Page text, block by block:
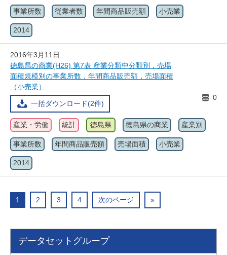
事業所数 従業者数 年間商品販売額 小売業
2014
2016年3月11日
徳島県の商業(H26) 第7表 産業分類中分類別，売場
面積規模別の事業所数，年間商品販売額，売場面積
（小売業）
一括ダウンロード(2件)
0
産業・労働 統計 徳島県 徳島県の商業 産業別
事業所数 年間商品販売額 売場面積 小売業
2014
1 2 3 4 次のページ »
データセットグループ